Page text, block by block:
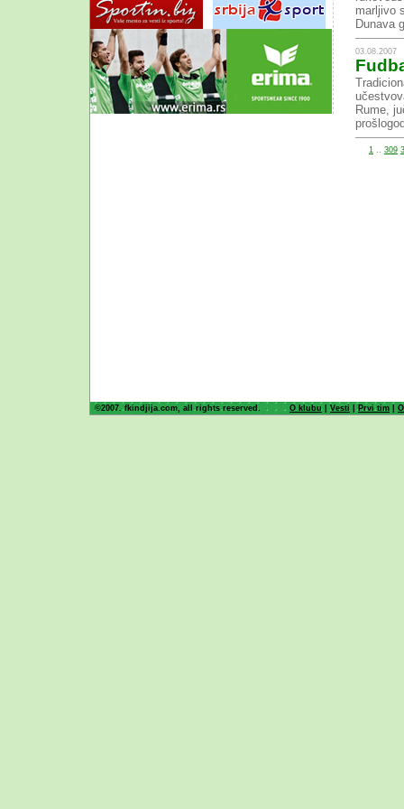
marljivo
Dunava
03.08.2007
Rume,
1 .. 309
©2007. fkindjija.com, all rights reserved. O klubu |Vesti | Prvi tim |